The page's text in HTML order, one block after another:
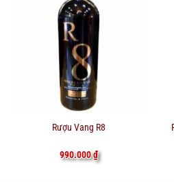
Rượu Vang R8
990.000₫